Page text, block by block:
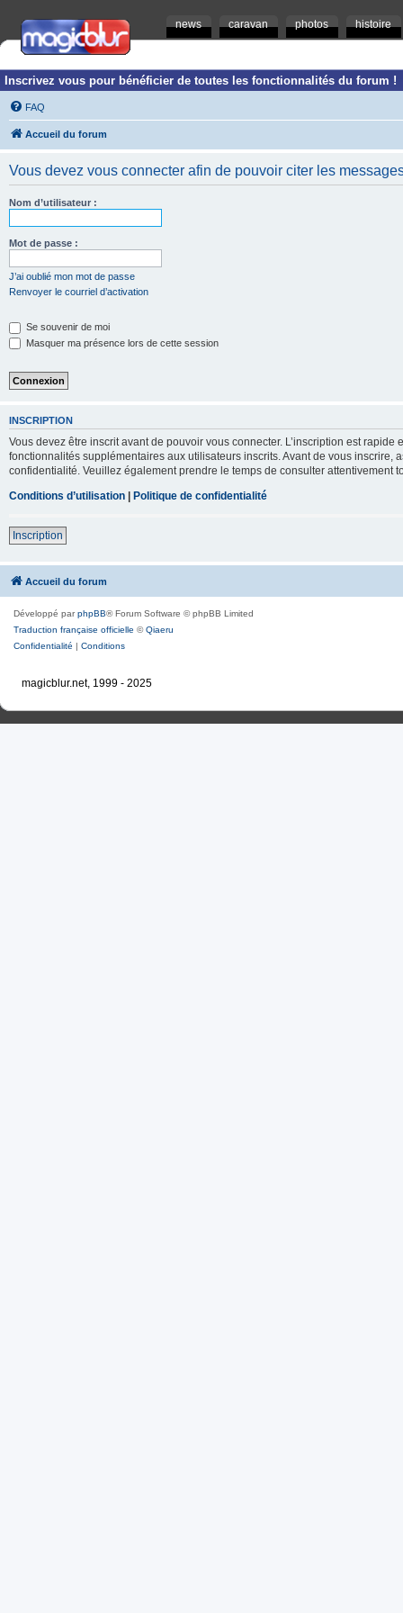
news caravan photos histoire
Inscrivez vous pour bénéficier de toutes les fonctionnalités du forum !
FAQ
Accueil du forum
Vous devez vous connecter afin de pouvoir citer les
Nom d’utilisateur :
Mot de passe :
J’ai oublié mon mot de passe
Renvoyer le courriel d’activation
Se souvenir de moi
Masquer ma présence lors de cette session
INSCRIPTION
Vous devez être inscrit avant de pouvoir vous connecter. L’inscription est
fonctionnalités supplémentaires aux utilisateurs inscrits. Avant de vous inscrire,
confidentialité. Veuillez également prendre le temps de consulter attentivement
Conditions d’utilisation | Politique de confidentialité
Inscription
Accueil du forum
Développé parphpBB® Forum Software © phpBB Limited
Traduction française officielle ©Qiaeru
Confidentialité | Conditions
magicblur.net, 1999 - 2025